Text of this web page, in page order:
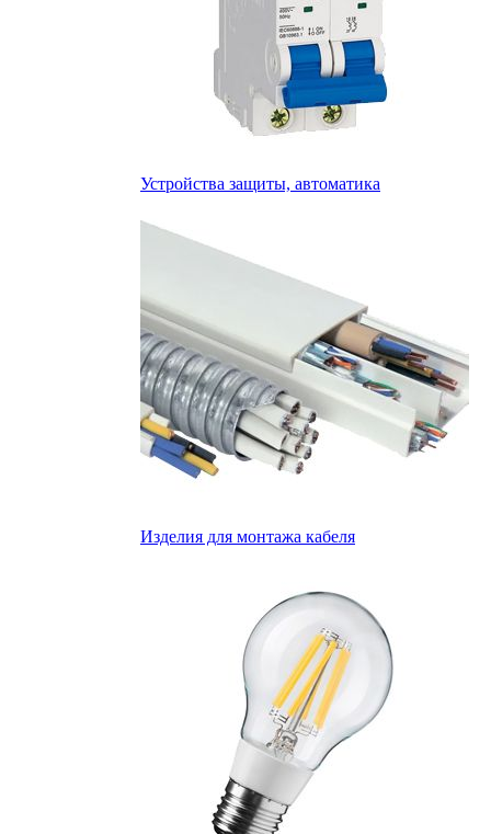
Устройства защиты, автоматика
Изделия для монтажа кабеля